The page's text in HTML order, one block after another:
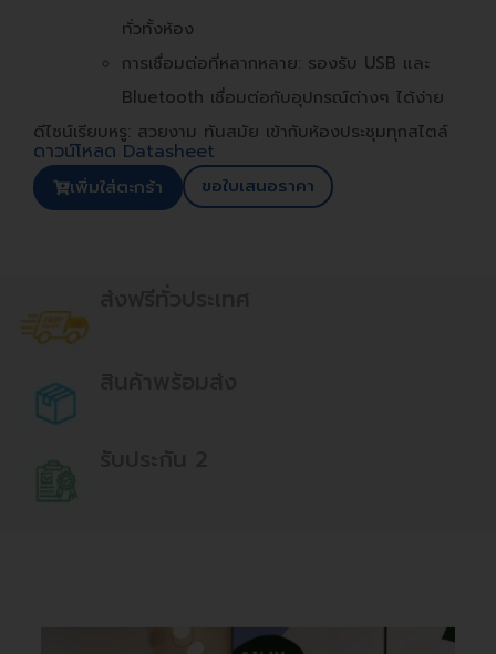
ทั่วทั้งห้อง
การเชื่อมต่อที่หลากหลาย: รองรับ USB และ
Bluetooth เชื่อมต่อกับอุปกรณ์ต่างๆ ได้ง่าย
ดีไซน์เรียบหรู: สวยงาม ทันสมัย เข้ากับห้องประชุมทุกสไตล์
ดาวน์โหลด Datasheet
เพิ่มใส่ตะกร้า ขอใบเสนอราคา